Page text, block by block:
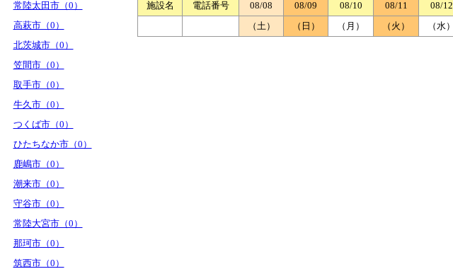
常陸太田市（0）
高萩市（0）
北茨城市（0）
笠間市（0）
取手市（0）
牛久市（0）
つくば市（0）
ひたちなか市（0）
鹿嶋市（0）
潮来市（0）
守谷市（0）
常陸大宮市（0）
那珂市（0）
筑西市（0）
施設名 電話番号 08/08 08/09 08/10 08/11 08/12
（土）
（日） （月） （火） （水）